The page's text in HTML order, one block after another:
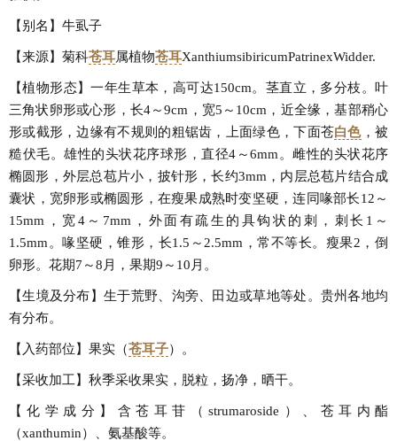
【别名】牛虱子
【来源】菊科苍耳属植物苍耳XanthiumsibiricumPatrinexWidder.
【植物形态】一年生草本，高可达150cm。茎直立，多分枝。叶
三角状卵形或心形，长4～9cm，宽5～10cm，近全缘，基部稍心
形或截形，边缘有不规则的粗锯齿，上面绿色，下面苍白色，被
糙伏毛。雄性的头状花序球形，直径4～6mm。雌性的头状花序
椭圆形，外层总苞片小，披针形，长约3mm，内层总苞片结合成
囊状，宽卵形或椭圆形，在瘦果成熟时变坚硬，连同喙部长12～
15mm，宽4～7mm，外面有疏生的具钩状的刺，刺长1～
1.5mm。喙坚硬，锥形，长1.5～2.5mm，常不等长。瘦果2，倒
卵形。花期7～8月，果期9～10月。
【生境及分布】生于荒野、沟旁、田边或草地等处。贵州各地均
有分布。
【入药部位】果实（苍耳子）。
【采收加工】秋季采收果实，脱粒，扬净，晒干。
【化学成分】含苍耳苷（strumaroside）、苍耳内酯
（xanthumin）、氨基酸等。